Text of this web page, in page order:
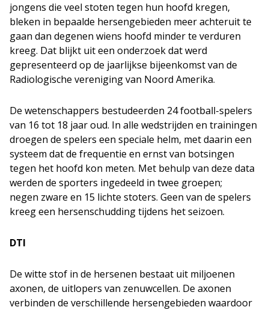
jongens die veel stoten tegen hun hoofd kregen,
bleken in bepaalde hersengebieden meer achteruit te
gaan dan degenen wiens hoofd minder te verduren
kreeg. Dat blijkt uit een onderzoek dat werd
gepresenteerd op de jaarlijkse bijeenkomst van de
Radiologische vereniging van Noord Amerika.
De wetenschappers bestudeerden 24 football-spelers
van 16 tot 18 jaar oud. In alle wedstrijden en trainingen
droegen de spelers een speciale helm, met daarin een
systeem dat de frequentie en ernst van botsingen
tegen het hoofd kon meten. Met behulp van deze data
werden de sporters ingedeeld in twee groepen;
negen zware en 15 lichte stoters. Geen van de spelers
kreeg een hersenschudding tijdens het seizoen.
DTI
De witte stof in de hersenen bestaat uit miljoenen
axonen, de uitlopers van zenuwcellen. De axonen
verbinden de verschillende hersengebieden waardoor